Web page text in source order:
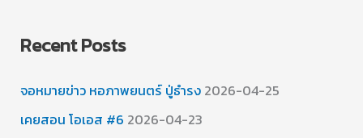
Recent Posts
จอหมายข่าว หอภาพยนตร์ ปู่ธำรง 2026-04-25
เคยสอน โอเอส #6 2026-04-23